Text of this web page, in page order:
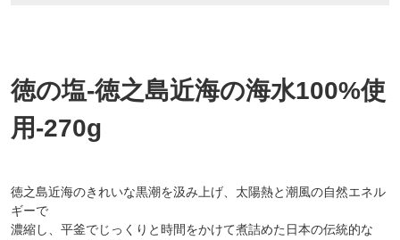
徳の塩-徳之島近海の海水100%使
用-270g
徳之島近海のきれいな黒潮を汲み上げ、太陽熱と潮風の自然エネル
ギーで
濃縮し、平釜でじっくりと時間をかけて煮詰めた日本の伝統的な